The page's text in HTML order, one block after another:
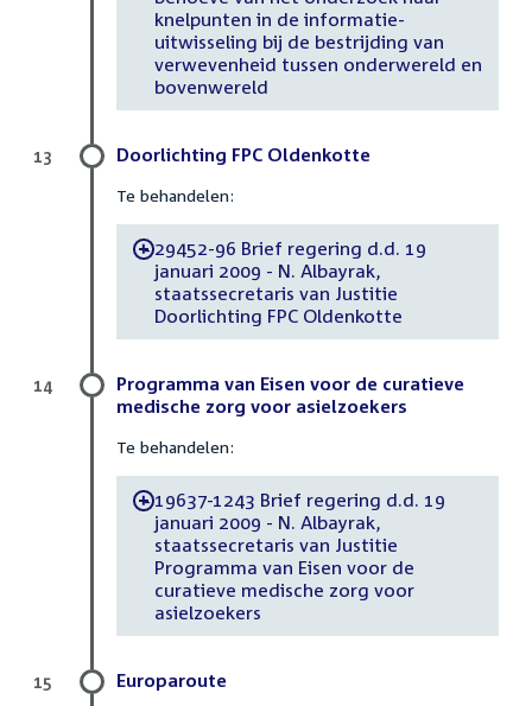
knelpunten in de informatie-
uitwisseling bij de bestrijding van
verwevenheid tussen onderwereld en
bovenwereld
Doorlichting FPC Oldenkotte
Te behandelen:
-29452-96 Brief regering d.d. 19
januari 2009 - N. Albayrak,
staatssecretaris van Justitie
Doorlichting FPC Oldenkotte
13
Programma van Eisen voor de curatieve
medische zorg voor asielzoekers
Te behandelen:
-19637-1243 Brief regering d.d. 19
januari 2009 - N. Albayrak,
staatssecretaris van Justitie
Programma van Eisen voor de
curatieve medische zorg voor
asielzoekers
14
Europaroute
15